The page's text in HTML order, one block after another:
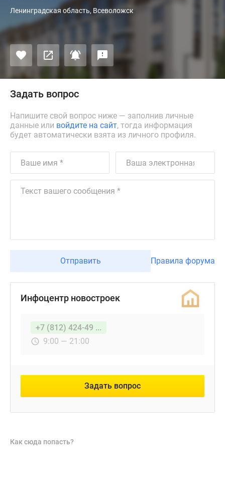
Ленинградская область, Всеволожск
Задать вопрос
Напишите свой вопрос ниже — заполнив личные
данные или войдите на сайт, тогда информация
будет автоматически взята из личного профиля.
Отправить Правила форума
Инфоцентр новостроек
+7 (812) 424-49 ...
9:00 — 21:00
Задать вопрос
Как сюда попасть?